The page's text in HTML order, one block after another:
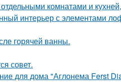
комнатами и
интерьер с элементами
горячей ванны.
совет.
для дома "Аглонема Ferst